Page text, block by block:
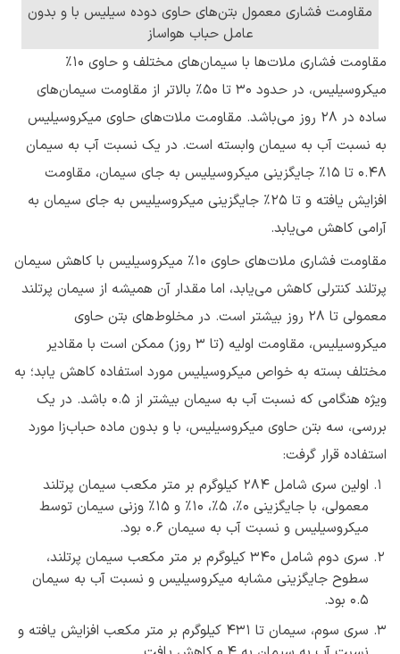
مقاومت فشاری معمول بتن‌های حاوی دوده سیلیس با و بدون
عامل حباب هواساز
مقاومت فشاری ملات‌ها با سیمان‌های مختلف و حاوی ۱۰٪
میکروسیلیس، در حدود ۳۰ تا ۵۰٪ بالاتر از مقاومت سیمان‌های
ساده در ۲۸ روز می‌باشد. مقاومت ملات‌های حاوی میکروسیلیس
به نسبت آب به سیمان وابسته است. در یک نسبت آب به سیمان
0.48 تا ۱۵٪ جایگزینی میکروسیلیس به جای سیمان، مقاومت
افزایش یافته و تا ۲۵٪ جایگزینی میکروسیلیس به جای سیمان به
آرامی کاهش می‌یابد.
مقاومت فشاری ملات‌های حاوی ۱۰٪ میکروسیلیس با کاهش سیمان
پرتلند کنترلی کاهش می‌یابد، اما مقدار آن همیشه از سیمان پرتلند
معمولی تا 28 روز بیشتر است. در مخلوط‌های بتن حاوی
میکروسیلیس، مقاومت اولیه (تا ۳ روز) ممکن است با مقادیر
مختلف بسته به خواص میکروسیلیس مورد استفاده کاهش یابد؛ به
ویژه هنگامی که نسبت آب به سیمان بیشتر از 0.5 باشد. در یک
بررسی، سه بتن ‌حاوی میکروسیلیس، با و بدون ماده حباب‌زا مورد
استفاده قرار گرفت:
اولین سری شامل ۲۸۴ کیلوگرم بر متر مکعب سیمان پرتلند
معمولی، با جایگزینی ۰٪، ۵٪، ۱۰٪ و ۱۵٪ وزنی سیمان توسط
میکروسیلیس و نسبت آب به سیمان 0.6 بود.
سری دوم شامل ۳۴۰ کیلوگرم بر متر مکعب سیمان پرتلند،
سطوح جایگزینی مشابه میکروسیلیس و نسبت آب به سیمان
0.5 بود.
سری سوم، سیمان تا ۴۳۱ کیلوگرم بر متر مکعب افزایش یافته و